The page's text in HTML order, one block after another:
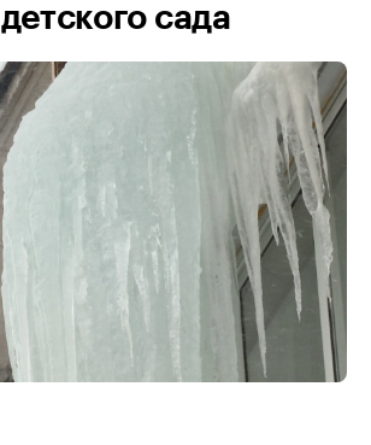
сада